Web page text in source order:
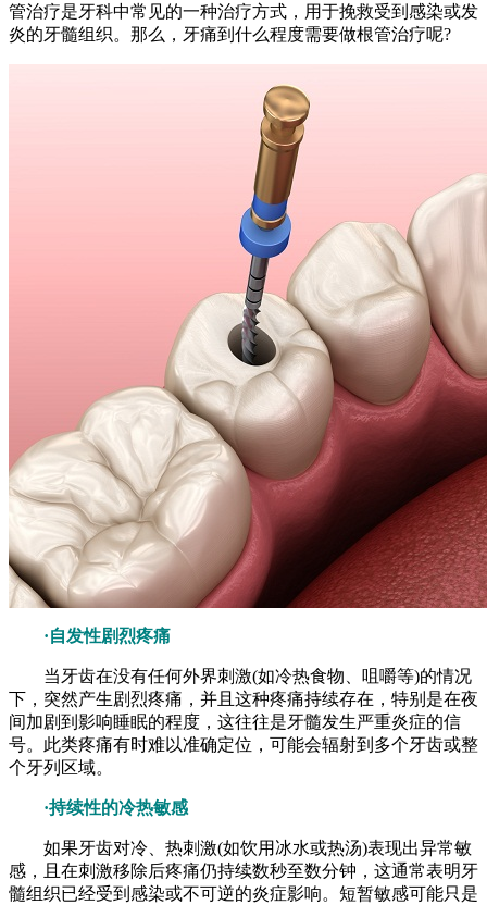
管治疗是牙科中常见的一种治疗方式，用于挽救受到感染或发
炎的牙髓组织。那么，牙痛到什么程度需要做根管治疗呢?
·自发性剧烈疼痛
当牙齿在没有任何外界刺激(如冷热食物、咀嚼等)的情况
下，突然产生剧烈疼痛，并且这种疼痛持续存在，特别是在夜
间加剧到影响睡眠的程度，这往往是牙髓发生严重炎症的信
号。此类疼痛有时难以准确定位，可能会辐射到多个牙齿或整
个牙列区域。
·持续性的冷热敏感
如果牙齿对冷、热刺激(如饮用冰水或热汤)表现出异常敏
感，且在刺激移除后疼痛仍持续数秒至数分钟，这通常表明牙
髓组织已经受到感染或不可逆的炎症影响。短暂敏感可能只是